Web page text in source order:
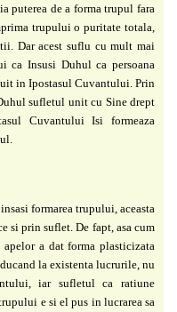
puterea de a forma trupul fara
trupului o puritate totala,
Dar acest suflu cu mult mai
ca Insusi Duhul ca persoana
in Ipostasul Cuvantului. Prin
sufletul unit cu Sine drept
Cuvantului Isi formeaza
formarea trupului, aceasta
si prin suflet. De fapt, asa cum
apelor a dat forma plasticizata
la existenta lucrurile, nu
iar sufletul ca ratiune
e si el pus in lucrarea sa